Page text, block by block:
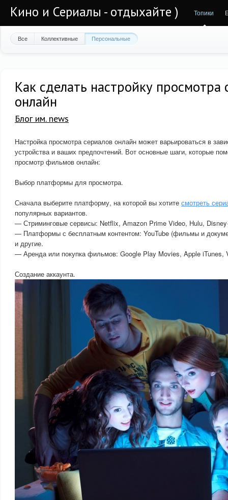
Кино и Сериалы - отдыхайте ) Топики
Все Коллективные Персональные
Как сделать настройку просмотра
онлайн
Блог им. news
Настройка просмотра сериалов онлайн может варьироваться в
устройства и ваших предпочтений. Вот основные шаги, которые
просмотр фильмов онлайн:
Выбор платформы для просмотра.
Сначала выберите платформу, на которой вы хотите смотреть
популярных вариантов.
— Стриминговые сервисы: Netflix, Amazon Prime Video, Hulu,
— Платформы с бесплатным контентом: YouTube (фильмы и
и другие.
— Аренда или покупка фильмов: Google Play Movies, Apple iTunes,
Создание аккаунта.